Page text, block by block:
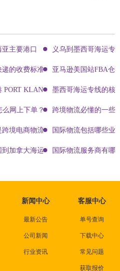
主要港口 义乌到墨西哥海运专
递的收费标准!四大国际快递的尺寸重
亚马逊美国站FBA仓
PORT KLANG 墨西哥海运专线的核
介绍
么网上下单？DHL快递寄件有哪些方
跨境物流必懂的一些
跨境电商物流? 国际物流包括哪些业
为销冠
到加拿大海运要多久能到达？
国际物流服务商有哪
新闻中心
最新公告
公司新闻
行业资讯
客服中心
单号查询
下载中心
常见问题
获取报价